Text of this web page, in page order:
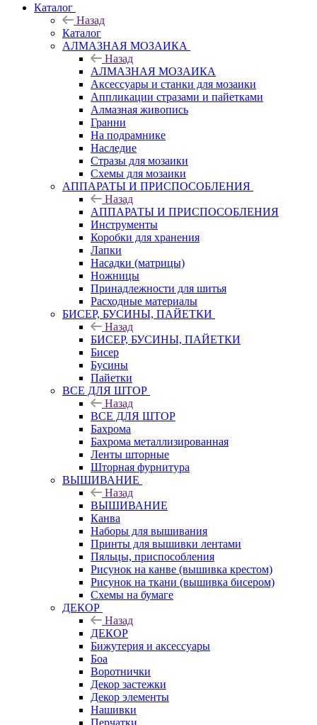
Каталог
Назад
Каталог
АЛМАЗНАЯ МОЗАИКА
Назад
АЛМАЗНАЯ МОЗАИКА
Аксессуары и станки для мозаики
Аппликации стразами и пайетками
Алмазная живопись
Гранни
На подрамнике
Наследие
Стразы для мозаики
Схемы для мозаики
АППАРАТЫ И ПРИСПОСОБЛЕНИЯ
Назад
АППАРАТЫ И ПРИСПОСОБЛЕНИЯ
Инструменты
Коробки для хранения
Лапки
Насадки (матрицы)
Ножницы
Принадлежности для шитья
Расходные материалы
БИСЕР, БУСИНЫ, ПАЙЕТКИ
Назад
БИСЕР, БУСИНЫ, ПАЙЕТКИ
Бисер
Бусины
Пайетки
ВСЕ ДЛЯ ШТОР
Назад
ВСЕ ДЛЯ ШТОР
Бахрома
Бахрома металлизированная
Ленты шторные
Шторная фурнитура
ВЫШИВАНИЕ
Назад
ВЫШИВАНИЕ
Канва
Наборы для вышивания
Принты для вышивки лентами
Пяльцы, приспособления
Рисунок на канве (вышивка крестом)
Рисунок на ткани (вышивка бисером)
Схемы на бумаге
ДЕКОР
Назад
ДЕКОР
Бижутерия и аксессуары
Боа
Воротнички
Декор застежки
Декор элементы
Нашивки
Перчатки